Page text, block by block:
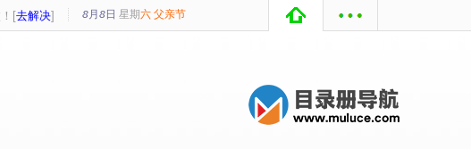
[去解决] 8月8日 星期六 父亲节